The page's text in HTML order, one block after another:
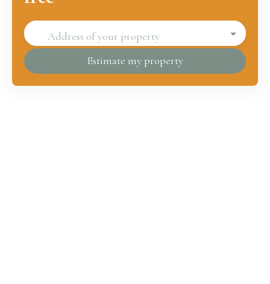
Address of your property
Estimate my property